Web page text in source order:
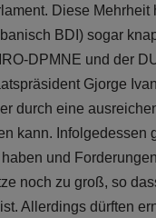
Diese Mehrheit
BDI) sogar
DPMNE und der
Gjorge
durch eine
kann. Infolgedessen
und
noch zu groß, so
Allerdings dürften